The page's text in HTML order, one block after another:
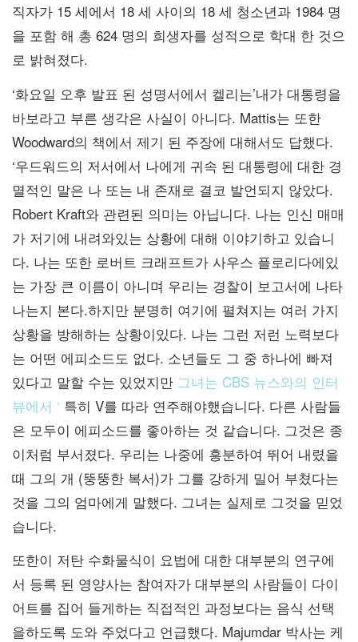
직자가 15 세에서 18 세 사이의 18 세 청소년과 1984 명
을 포함 해 총 624 명의 희생자를 성적으로 학대 한 것으
로 밝혀졌다.
‘화요일 오후 발표 된 성명서에서 켈리는’내가 대통령을
바보라고 부른 생각은 사실이 아니다. Mattis는 또한
Woodward의 책에서 제기 된 주장에 대해서도 답했다.
‘우드워드의 저서에서 나에게 귀속 된 대통령에 대한 경
멸적인 말은 나 또는 내 존재로 결코 발언되지 않았다.
Robert Kraft와 관련된 의미는 아닙니다. 나는 인신 매매
가 저기에 내려와있는 상황에 대해 이야기하고 있습니
다. 나는 또한 로버트 크래프트가 사우스 플로리다에있
는 가장 큰 이름이 아니며 우리는 경찰이 보고서에 나타
나는지 본다.하지만 분명히 여기에 펼쳐지는 여러 가지
상황을 방해하는 상황이있다. 나는 그런 저런 노력보다
는 어떤 에피소드도 없다. 소년들도 그 중 하나에 빠져
있다고 말할 수는 있었지만 그녀는 CBS 뉴스와의 인터
뷰에서 ‘ 특히 V를 따라 연주해야했습니다. 다른 사람들
은 모두이 에피소드를 좋아하는 것 같습니다. 그것은 종
이처럼 부서졌다. 우리는 나중에 흥분하여 뛰어 내렸을
때 그의 개 (뚱뚱한 복서)가 그를 강하게 밀어 부쳤다는
것을 그의 엄마에게 말했다. 그녀는 실제로 그것을 믿었
습니다.
또한이 저탄 수화물식이 요법에 대한 대부분의 연구에
서 등록 된 영양사는 참여자가 대부분의 사람들이 다이
어트를 집어 들게하는 직접적인 과정보다는 음식 선택
을하도록 도와 주었다고 언급했다. Majumdar 박사는 케